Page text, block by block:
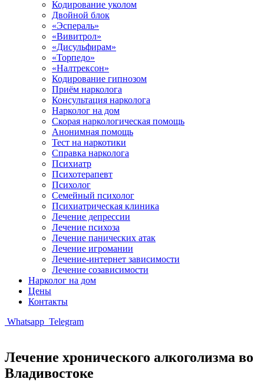
Кодирование уколом
Двойной блок
«Эспераль»
«Вивитрол»
«Дисульфирам»
«Торпедо»
«Налтрексон»
Кодирование гипнозом
Приём нарколога
Консультация нарколога
Нарколог на дом
Скорая наркологическая помощь
Анонимная помощь
Тест на наркотики
Справка нарколога
Психиатр
Психотерапевт
Психолог
Семейный психолог
Психиатрическая клиника
Лечение депрессии
Лечение психоза
Лечение панических атак
Лечение игромании
Лечение-интернет зависимости
Лечение созависимости
Нарколог на дом
Цены
Контакты
Whatsapp Telegram
Лечение хронического алкоголизма во
Владивостоке